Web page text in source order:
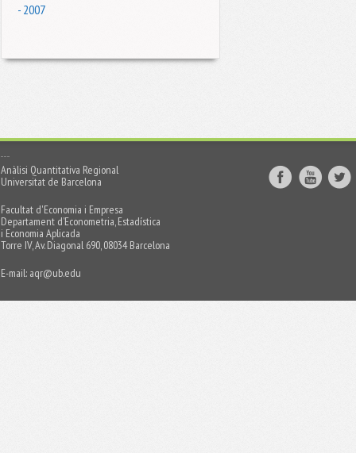
- 2007
Anàlisi Quantitativa Regional
Universitat de Barcelona
Facultat d'Economia i Empresa
Departament d’Econometria, Estadística
i Economia Aplicada
Torre IV, Av. Diagonal 690, 08034 Barcelona
E-mail: aqr@ub.edu